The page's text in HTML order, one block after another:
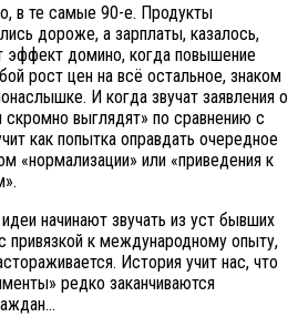
в те самые 90-е. Продукты
дороже, а зарплаты, казалось,
эффект домино, когда повышение
рост цен на всё остальное, знаком
И когда звучат заявления о
скромно выглядят» по сравнению с
как попытка оправдать очередное
«нормализации» или «приведения к
начинают звучать из уст бывших
привязкой к международному опыту,
История учит нас, что
редко заканчиваются